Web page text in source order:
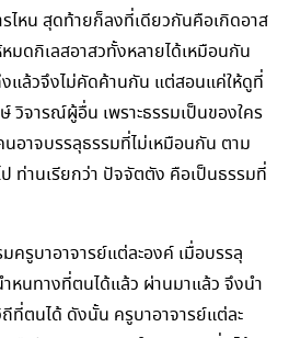
รไหน สุดท้ายก็ลงที่เดียวกันคือเกิดอาส
กิเลสอาสวทั้งหลายได้เหมือนกัน
แล้วจึงไม่คัดค้านกัน แต่สอนแค่ให้ดูที่
วิจารณ์ผู้อื่น เพราะธรรมเป็นของใคร
อาจบรรลุธรรมที่ไม่เหมือนกัน ตาม
ท่านเรียกว่า ปัจจัตตัง คือเป็นธรรมที่
รูบาอาจารย์แต่ละองค์ เมื่อบรรลุ
หนทางที่ตนได้แล้ว ผ่านมาแล้ว จึงนำ
ที่ตนได้ ดังนั้น ครูบาอาจารย์แต่ละ